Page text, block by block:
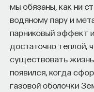
мы обязаны, как ни
водяному пару и
парниковый эффект
достаточно теплой,
существовать
появился, когда
газовой оболочки
Внеси